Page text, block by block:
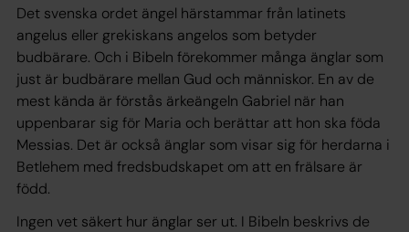
Det svenska ordet ängel härstammar från latinets
angelus eller grekiskans angelos som betyder
budbärare. Och i Bibeln förekommer många änglar som
just är budbärare mellan Gud och människor. En av de
mest kända är förstås ärkeängeln Gabriel när han
uppenbarar sig för Maria och berättar att hon ska föda
Messias. Det är också änglar som visar sig för herdarna i
Betlehem med fredsbudskapet om att en frälsare är
född.
Ingen vet säkert hur änglar ser ut. I Bibeln beskrivs de